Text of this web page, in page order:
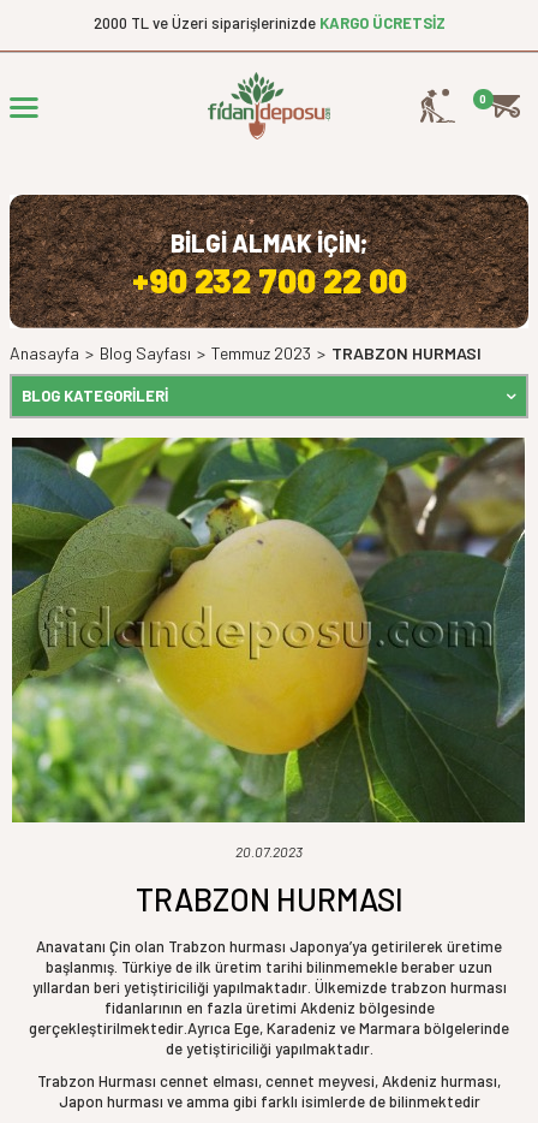
2000 TL ve Üzeri siparişlerinizde KARGO ÜCRETSİZ
0
BİLGİ ALMAK İÇİN;
+90 232 700 22 00
Anasayfa > Blog Sayfası > Temmuz 2023 > TRABZON HURMASI
BLOG KATEGORILERI
20.07.2023
TRABZON HURMASI
Anavatanı Çin olan Trabzon hurması Japonya’ya getirilerek üretime
başlanmış. Türkiye de ilk üretim tarihi bilinmemekle beraber uzun
yıllardan beri yetiştiriciliği yapılmaktadır. Ülkemizde trabzon hurması
fidanlarının en fazla üretimi Akdeniz bölgesinde
gerçekleştirilmektedir.Ayrıca Ege, Karadeniz ve Marmara bölgelerinde
de yetiştiriciliği yapılmaktadır.
Trabzon Hurması cennet elması, cennet meyvesi, Akdeniz hurması,
Japon hurması ve amma gibi farklı isimlerde de bilinmektedir